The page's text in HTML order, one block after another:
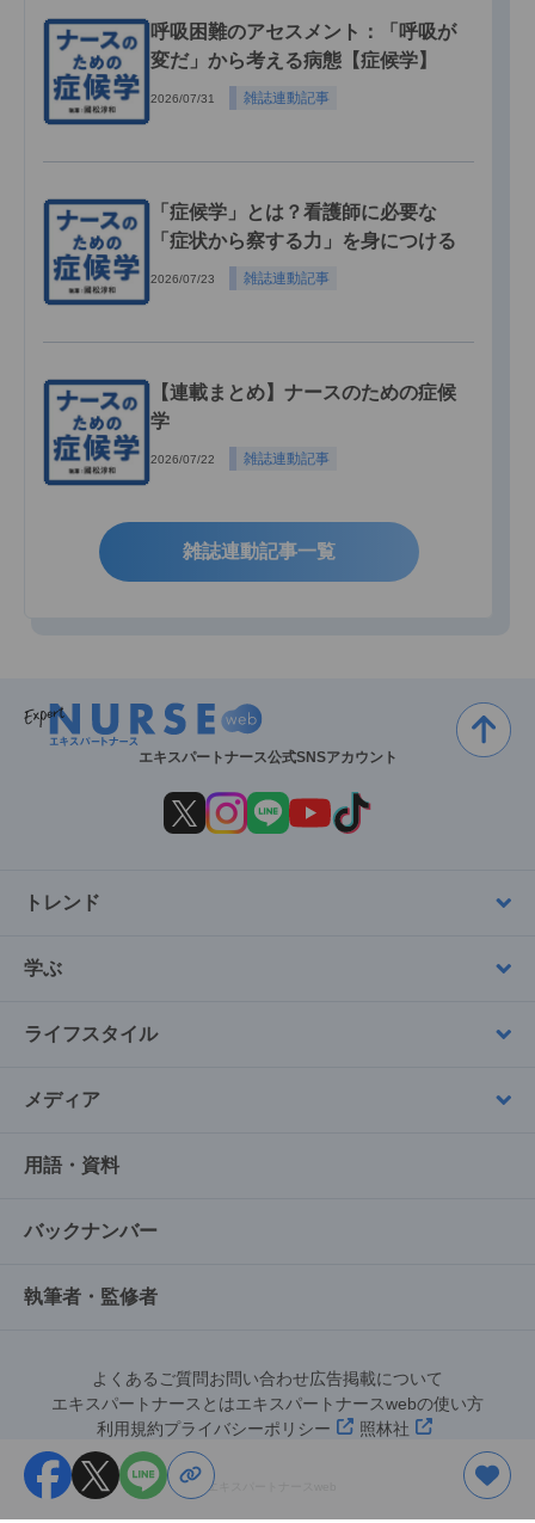
呼吸困難のアセスメント：「呼吸が
変だ」から考える病態【症候学】
2026/07/31 雑誌連動記事
「症候学」とは？看護師に必要な
「症状から察する力」を身につける
2026/07/23 雑誌連動記事
【連載まとめ】ナースのための症候
学
2026/07/22 雑誌連動記事
雑誌連動記事一覧
エキスパートナース公式SNSアカウント
トレンド
学ぶ
ライフスタイル
メディア
用語・資料
バックナンバー
執筆者・監修者
よくあるご質問お問い合わせ広告掲載について
エキスパートナースとはエキスパートナースwebの使い方
利用規約プライバシーポリシー 照林社
©︎エキスパートナースweb